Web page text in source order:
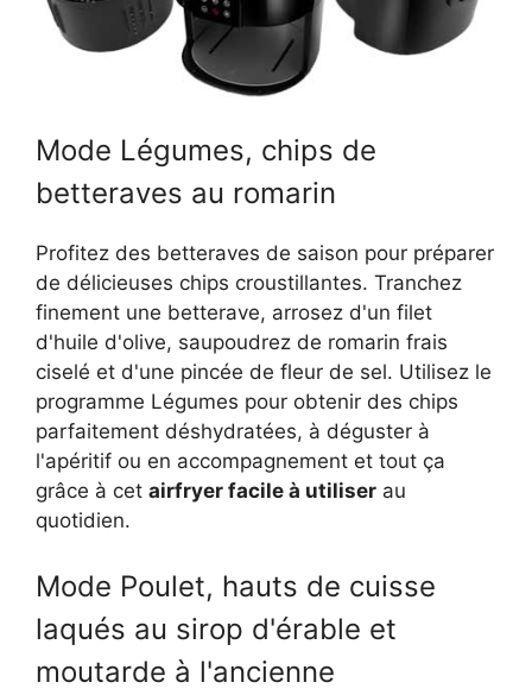
Mode Légumes, chips de
betteraves au romarin
Profitez des betteraves de saison pour préparer
de délicieuses chips croustillantes. Tranchez
finement une betterave, arrosez d'un filet
d'huile d'olive, saupoudrez de romarin frais
ciselé et d'une pincée de fleur de sel. Utilisez le
programme Légumes pour obtenir des chips
parfaitement déshydratées, à déguster à
l'apéritif ou en accompagnement et tout ça
grâce à cet airfryer facile à utiliser au
quotidien.
Mode Poulet, hauts de cuisse
laqués au sirop d'érable et
moutarde à l'ancienne